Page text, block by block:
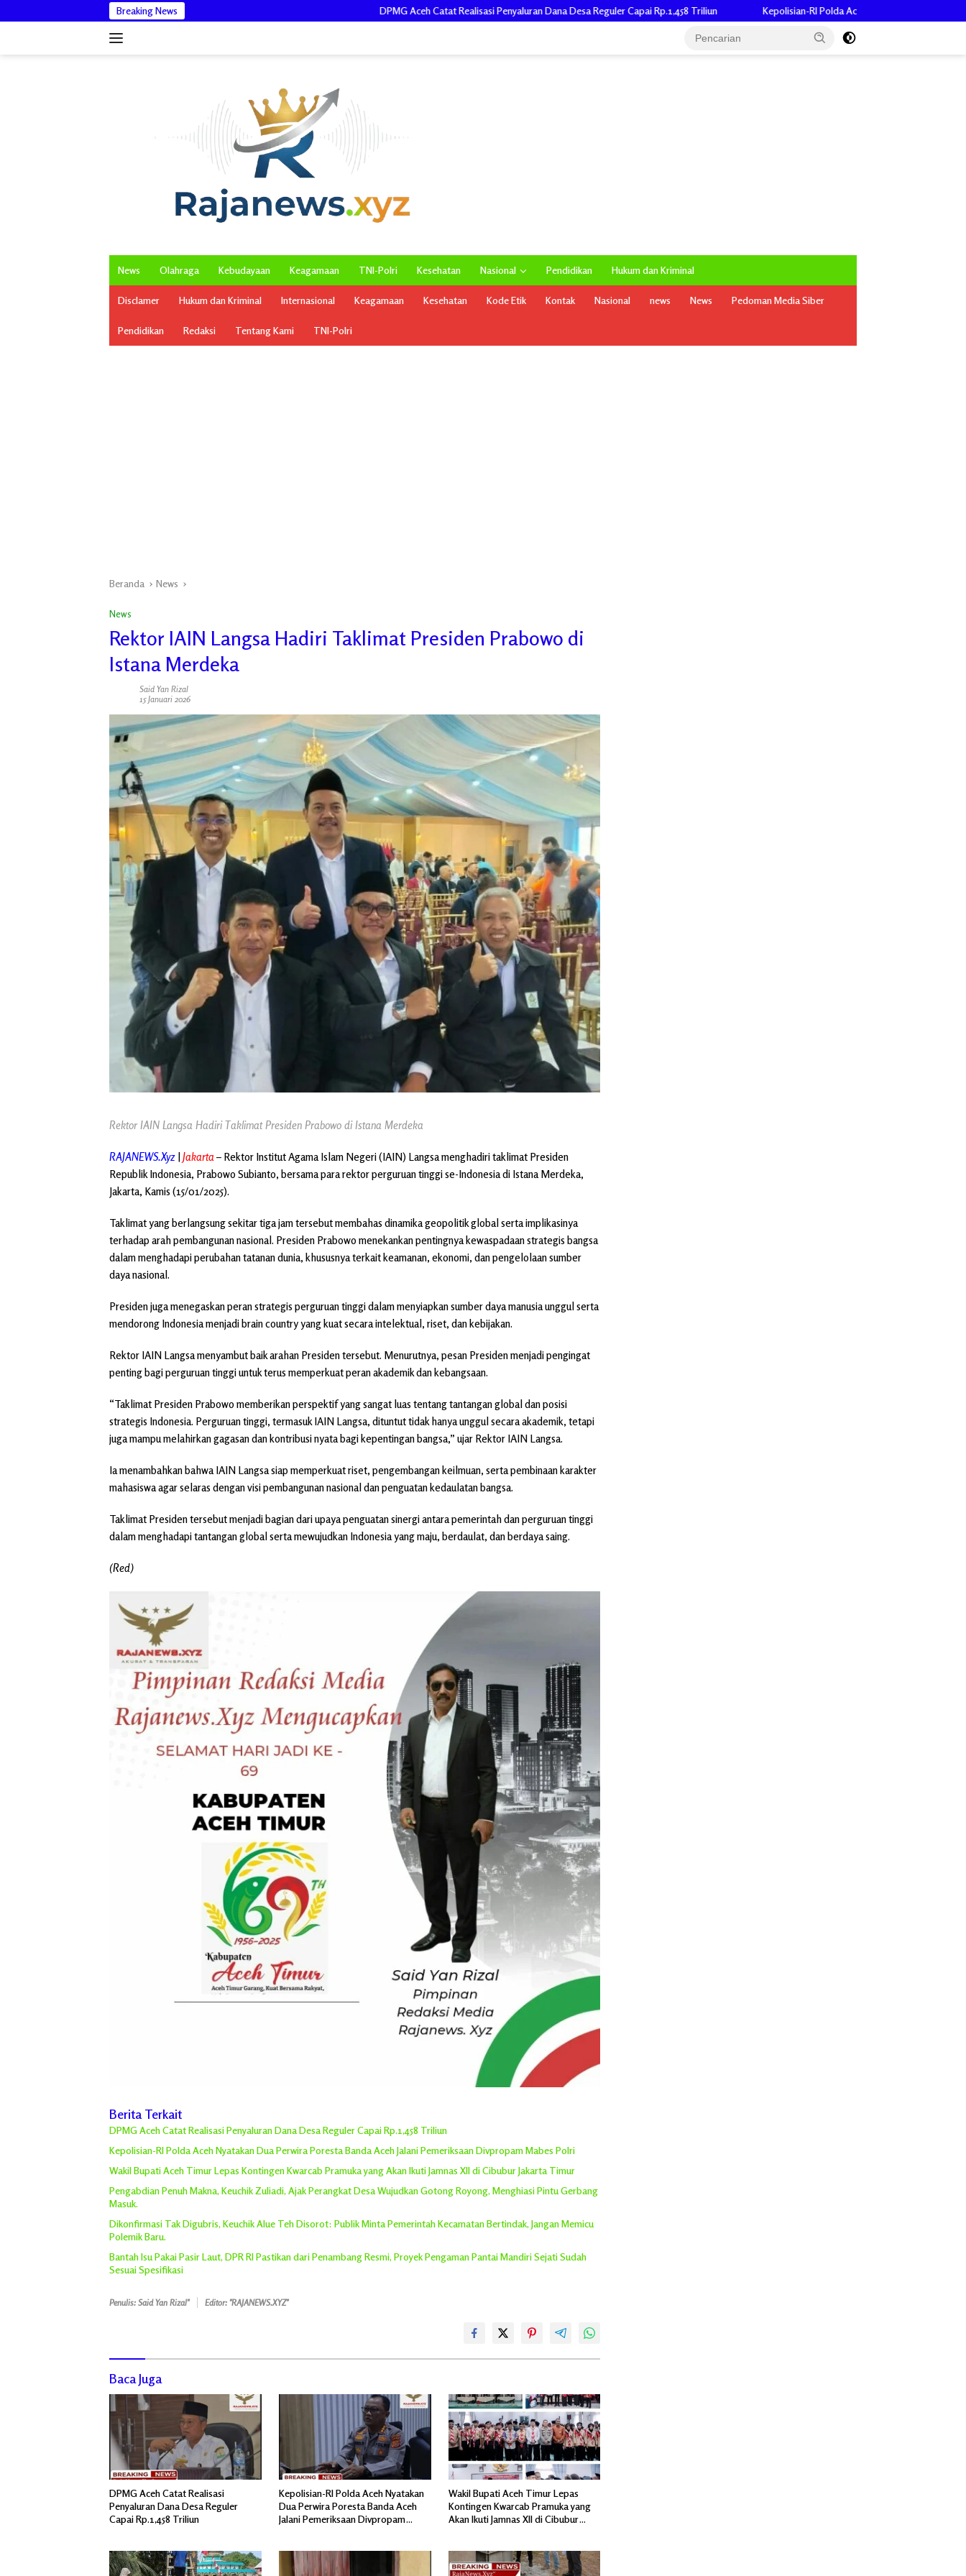
ke
Breaking News DPMG Aceh Catat Realisasi Penyaluran Dana Desa Reguler Capai Rp.1,458 Triliun Kepolisian-RI Polda Aceh Nyatakan Dua Perwira Poresta Banda Aceh Jalani
News Olahraga Kebudayaan Keagamaan TNI-Polri Kesehatan Nasional Pendidikan Hukum dan Kriminal
Disclamer Hukum dan Kriminal Internasional Keagamaan Kesehatan Kode Etik Kontak Nasional news News Pedoman Media Siber
Pendidikan Redaksi Tentang Kami TNI-Polri
Beranda News
News
Rektor IAIN Langsa Hadiri Taklimat Presiden Prabowo di
Istana Merdeka
Said Yan Rizal
15 Januari 2026
Rektor IAIN Langsa Hadiri Taklimat Presiden Prabowo di Istana Merdeka
RAJANEWS.Xyz |Jakarta– Rektor Institut Agama Islam Negeri (IAIN) Langsa menghadiri taklimat Presiden
Republik Indonesia, Prabowo Subianto, bersama para rektor perguruan tinggi se-Indonesia di Istana Merdeka,
Jakarta, Kamis (15/01/2025).
Taklimat yang berlangsung sekitar tiga jam tersebut membahas dinamika geopolitik global serta implikasinya
terhadap arah pembangunan nasional. Presiden Prabowo menekankan pentingnya kewaspadaan strategis bangsa
dalam menghadapi perubahan tatanan dunia, khususnya terkait keamanan, ekonomi, dan pengelolaan sumber
daya nasional.
Presiden juga menegaskan peran strategis perguruan tinggi dalam menyiapkan sumber daya manusia unggul serta
mendorong Indonesia menjadi brain country yang kuat secara intelektual, riset, dan kebijakan.
Rektor IAIN Langsa menyambut baik arahan Presiden tersebut. Menurutnya, pesan Presiden menjadi pengingat
penting bagi perguruan tinggi untuk terus memperkuat peran akademik dan kebangsaan.
“Taklimat Presiden Prabowo memberikan perspektif yang sangat luas tentang tantangan global dan posisi
strategis Indonesia. Perguruan tinggi, termasuk IAIN Langsa, dituntut tidak hanya unggul secara akademik, tetapi
juga mampu melahirkan gagasan dan kontribusi nyata bagi kepentingan bangsa,” ujar Rektor IAIN Langsa.
Ia menambahkan bahwa IAIN Langsa siap memperkuat riset, pengembangan keilmuan, serta pembinaan karakter
mahasiswa agar selaras dengan visi pembangunan nasional dan penguatan kedaulatan bangsa.
Taklimat Presiden tersebut menjadi bagian dari upaya penguatan sinergi antara pemerintah dan perguruan tinggi
dalam menghadapi tantangan global serta mewujudkan Indonesia yang maju, berdaulat, dan berdaya saing.
(Red)
Berita Terkait
DPMG Aceh Catat Realisasi Penyaluran Dana Desa Reguler Capai Rp.1,458 Triliun
Kepolisian-RI Polda Aceh Nyatakan Dua Perwira Poresta Banda Aceh Jalani Pemeriksaan Divpropam Mabes Polri
Wakil Bupati Aceh Timur Lepas Kontingen Kwarcab Pramuka yang Akan Ikuti Jamnas XII di Cibubur Jakarta Timur
Pengabdian Penuh Makna, Keuchik Zuliadi, Ajak Perangkat Desa Wujudkan Gotong Royong, Menghiasi Pintu Gerbang
Masuk.
Dikonfirmasi Tak Digubris, Keuchik Alue Teh Disorot: Publik Minta Pemerintah Kecamatan Bertindak, Jangan Memicu
Polemik Baru.
Bantah Isu Pakai Pasir Laut, DPR RI Pastikan dari Penambang Resmi, Proyek Pengaman Pantai Mandiri Sejati Sudah
Sesuai Spesifikasi
Penulis: Said Yan Rizal" Editor: "RAJANEWS.XYZ"
Baca Juga
DPMG Aceh Catat Realisasi
Penyaluran Dana Desa Reguler
Capai Rp.1,458 Triliun
Kepolisian-RI Polda Aceh Nyatakan
Dua Perwira Poresta Banda Aceh
Jalani Pemeriksaan Divpropam
Wakil Bupati Aceh Timur Lepas
Kontingen Kwarcab Pramuka yang
Akan Ikuti Jamnas XII di Cibubur